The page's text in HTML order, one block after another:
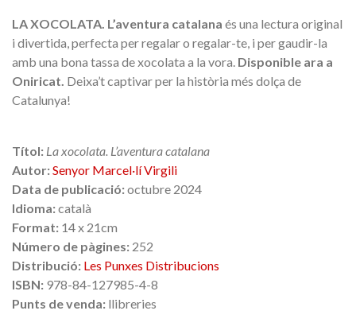
LA XOCOLATA. L’aventura catalana és una lectura original
i divertida, perfecta per regalar o regalar-te, i per gaudir-la
amb una bona tassa de xocolata a la vora. Disponible ara a
Oniricat. Deixa’t captivar per la història més dolça de
Catalunya!
Títol: La xocolata. L’aventura catalana
Autor:Senyor Marcel·lí Virgili
Data de publicació:octubre 2024
Idioma:català
Format: 14 x 21cm
Número de pàgines: 252
Distribució: Les Punxes Distribucions
ISBN: 978-84-127985-4-8
Punts de venda: llibreries